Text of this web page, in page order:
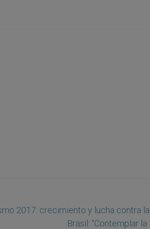
2017: crecimiento y lucha contra
Brasil: “Contemplar